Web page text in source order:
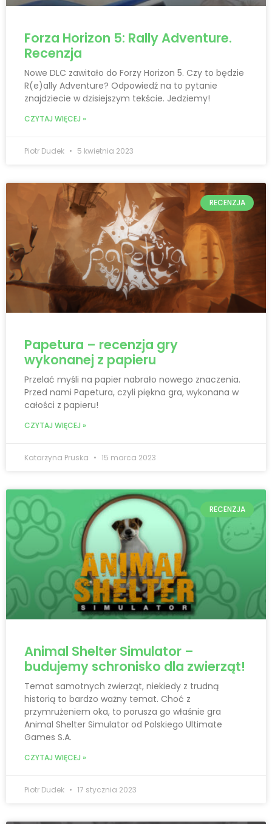
Forza Horizon 5: Rally Adventure.
Recenzja
Nowe DLC zawitało do Forzy Horizon 5. Czy to będzie
R(e)ally Adventure? Odpowiedź na to pytanie
znajdziecie w dzisiejszym tekście. Jedziemy!
CZYTAJ WIĘCEJ »
Piotr Dudek 5 kwietnia 2023
RECENZJA
Papetura – recenzja gry
wykonanej z papieru
Przelać myśli na papier nabrało nowego znaczenia.
Przed nami Papetura, czyli piękna gra, wykonana w
całości z papieru!
CZYTAJ WIĘCEJ »
Katarzyna Pruska 15 marca 2023
RECENZJA
Animal Shelter Simulator –
budujemy schronisko dla zwierząt!
Temat samotnych zwierząt, niekiedy z trudną
historią to bardzo ważny temat. Choć z
przymrużeniem oka, to porusza go właśnie gra
Animal Shelter Simulator od Polskiego Ultimate
Games S.A.
CZYTAJ WIĘCEJ »
Piotr Dudek 17 stycznia 2023